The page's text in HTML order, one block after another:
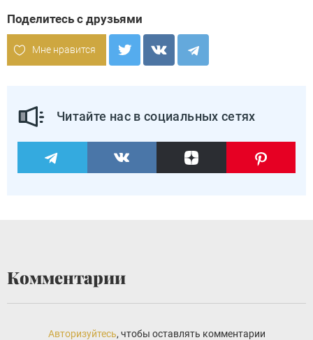
Поделитесь с друзьями
Мне нравится
Читайте нас в социальных сетях
Комментарии
Авторизуйтесь, чтобы оставлять комментарии